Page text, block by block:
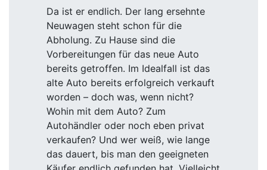
Da ist er endlich. Der lang ersehnte
Neuwagen steht schon für die
Abholung. Zu Hause sind die
Vorbereitungen für das neue Auto
bereits getroffen. Im Idealfall ist das
alte Auto bereits erfolgreich verkauft
worden – doch was, wenn nicht?
Wohin mit dem Auto? Zum
Autohändler oder noch eben privat
verkaufen? Und wer weiß, wie lange
das dauert, bis man den geeigneten